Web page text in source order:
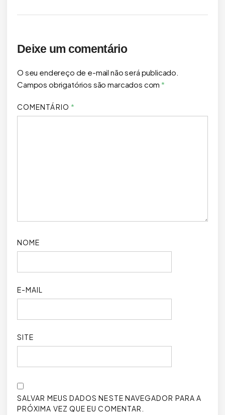
Deixe um comentário
O seu endereço de e-mail não será publicado.
Campos obrigatórios são marcados com*
COMENTÁRIO *
NOME
E-MAIL
SITE
SALVAR MEUS DADOS NESTE NAVEGADOR PARA A
PRÓXIMA VEZ QUE EU COMENTAR.